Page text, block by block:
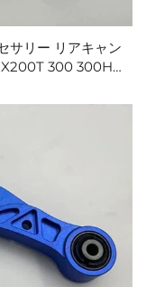
サリー リアキャン
300 300H